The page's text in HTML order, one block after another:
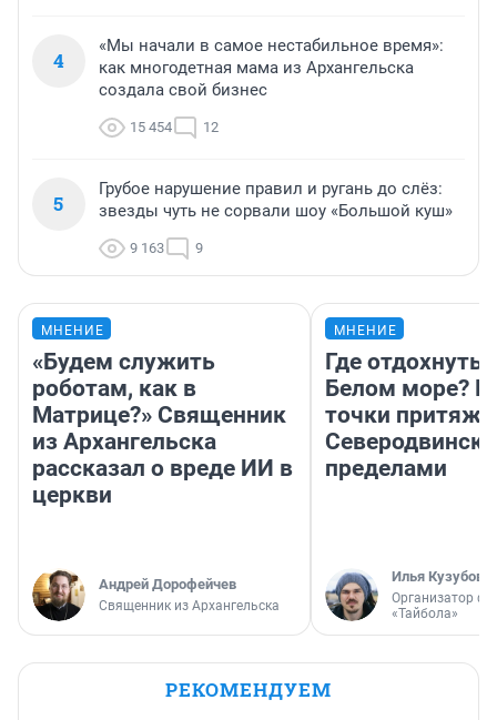
4
«Мы начали в самое нестабильное время»:
как многодетная мама из Архангельска
создала свой бизнес
15 454 12
5
Грубое нарушение правил и ругань до слёз:
звезды чуть не сорвали шоу «Большой куш»
9 163 9
МНЕНИЕ
«Будем служить
роботам, как в
Матрице?» Священник
из Архангельска
рассказал о вреде ИИ в
церкви
Андрей Дорофейчев
Священник из Архангельска
МНЕНИЕ
Где отдохнуть
Белом море?
точки
Северодвинске
пределами
Илья Кузубов
Организатор
«Тайбола»
РЕКОМЕНДУЕМ